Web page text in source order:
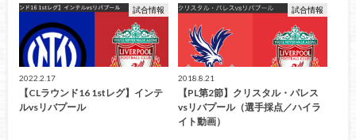
試合情報
2022.2.17
【CLラウンド16 1stレグ】インテ
ルvsリバプール
試合情報
2018.8.21
【PL第2節】クリスタル・パレス
vsリバプール（選手採点／ハイラ
イト動画）